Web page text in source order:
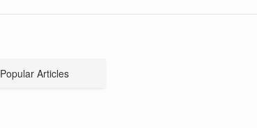
Popular Articles